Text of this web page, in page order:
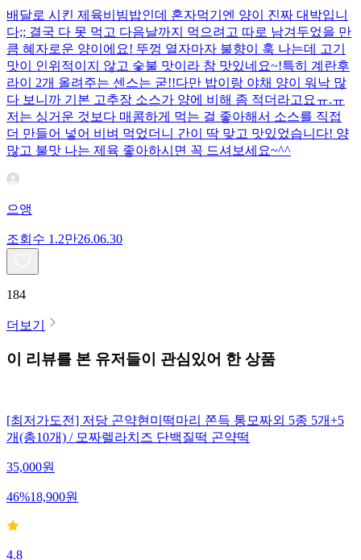
배달로 시킨 제육비빔밥인데 혼자먹기엔 양이 진짜 대박입니
다;; 결국 다 못 먹고 다음날까지 먹으려고 따로 남겨두었을 만
큼 혜자로운 양이에요! 뚜껑 열자마자 불향이 훅 나는데 고기
맛이 인위적이지 않고 숯불 맛이라 참 맛있네요~!특히 계란후
라이 2개 올려주는 센스는 굳!! ​다만 밥이랑 야채 양이 워낙 많
다 보니까 기본 고추장 소스가 양에 비해 좀 적더라고요ㅠ.ㅠ
저는 싱거운 것보다 매콤하게 먹는 걸 좋아해서 소스를 직접
더 만들어 넣어 비벼 먹었더니 간이 딱 맞고 맛있었습니다! 양
많고 불맛 나는 제육 좋아하시면 꼭 드셔보세요~^^
으앵
조회수 1.2만26.06.30
184
더보기
이 리뷰를 본 유저들이 관심있어 한 상품
[최저가도전] 저당 곤약현미떡마리 쫀득 통모짜외 5종 5개+5
개(총10개) / 모짜렐라치즈 단백질떡 곤약떡
35,000원
46%18,900원
4.8